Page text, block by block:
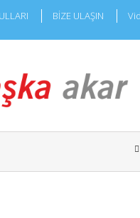
BİZE ULAŞIN